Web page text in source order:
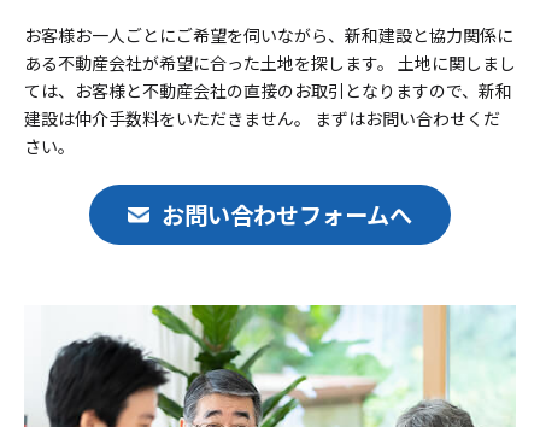
お客様お一人ごとにご希望を伺いながら、新和建設と協力関係に
ある不動産会社が希望に合った土地を探します。 土地に関しまし
ては、お客様と不動産会社の直接のお取引となりますので、新和
建設は仲介手数料をいただきません。 まずはお問い合わせくだ
さい。
お問い合わせフォームへ